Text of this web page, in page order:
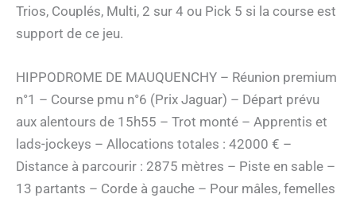
Trios, Couplés, Multi, 2 sur 4 ou Pick 5 si la course est
support de ce jeu.
HIPPODROME DE MAUQUENCHY – Réunion premium
n°1 – Course pmu n°6 (Prix Jaguar) – Départ prévu
aux alentours de 15h55 – Trot monté – Apprentis et
lads-jockeys – Allocations totales : 42000 € –
Distance à parcourir : 2875 mètres – Piste en sable –
13 partants – Corde à gauche – Pour mâles, femelles